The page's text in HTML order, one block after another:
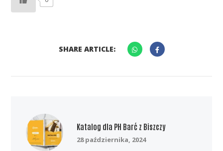
SHARE ARTICLE:
Katalog dla PH Barć z Biszczy
28 października, 2024